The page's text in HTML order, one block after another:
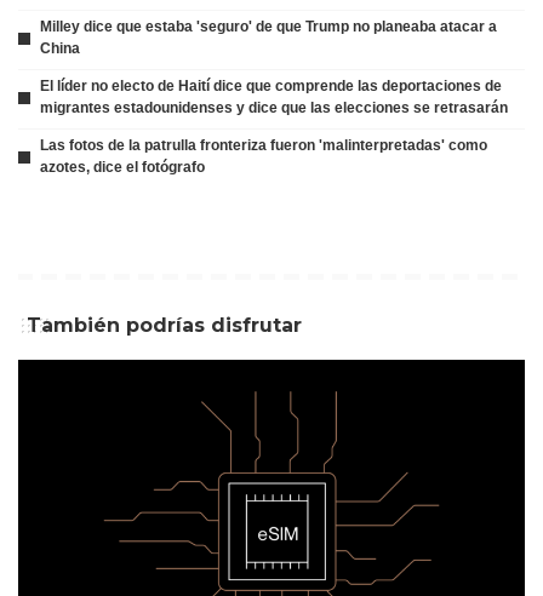
Milley dice que estaba 'seguro' de que Trump no planeaba atacar a
China
El líder no electo de Haití dice que comprende las deportaciones de
migrantes estadounidenses y dice que las elecciones se retrasarán
Las fotos de la patrulla fronteriza fueron 'malinterpretadas' como
azotes, dice el fotógrafo
También podrías disfrutar